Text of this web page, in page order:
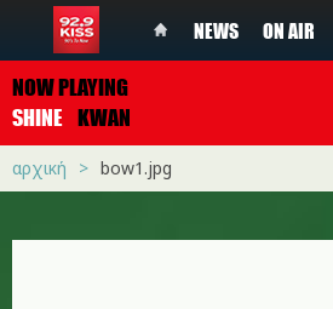
NEWS ON AIR
NOW PLAYING
SHINE KWAN
αρχική bow1.jpg